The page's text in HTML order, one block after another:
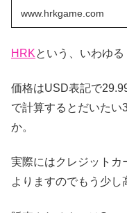
www.hrkgame.com
HRKという、いわゆる
価格はUSD表記で
で計算するとだいたい
か。
実際にはクレジットカ
よりますのでもう少し